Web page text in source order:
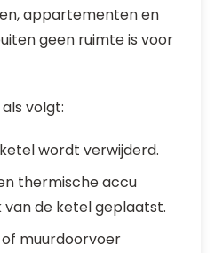
appartementen en
geen ruimte is voor
volgt:
wordt verwijderd.
thermische accu
de ketel geplaatst.
muurdoorvoer